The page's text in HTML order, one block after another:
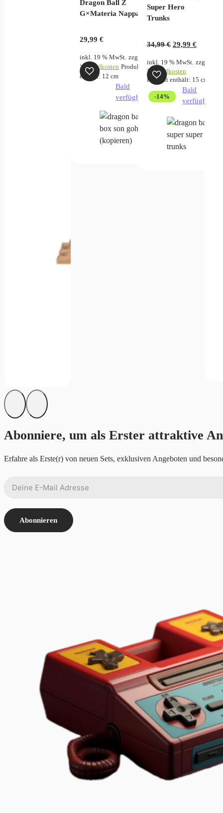
Dragon Ball Z
G×Materia Nappa
29,99€
inkl. 19 % MwSt. zzgl.
Versandkosten Produkt
enthält: 12cm
Bald
verfügbar
Super Hero
Trunks
34,99€ Ursprünglicher
war:
34,99 €
29,99 €
ist:
29,99 €.
inkl. 19 % MwSt. zzgl.
Versandkosten
Produkt enthält: 15 cm
Bald
verfügbar
-14%
Abonniere, um als Erster attraktive
Erfahre als Erste(r) von neuen Sets, exklusiven Angeboten und
Abonnieren